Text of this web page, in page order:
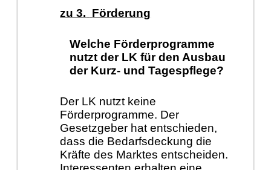
zu 3. Förderung
Welche Förderprogramme
nutzt der LK für den Ausbau
der Kurz- und Tagespflege?
Der LK nutzt keine
Förderprogramme. Der
Gesetzgeber hat entschieden,
dass die Bedarfsdeckung die
Kräfte des Marktes entscheiden.